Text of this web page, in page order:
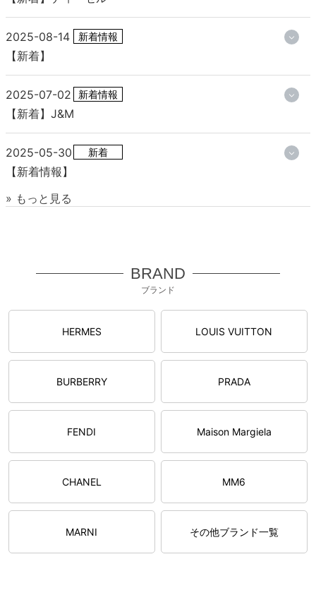
2025-08-14 新着情報
【新着】
2025-07-02 新着情報
【新着】J&M
2025-05-30 新着
【新着情報】
» もっと見る
BRAND
ブランド
HERMES LOUIS VUITTON
BURBERRY PRADA
FENDI Maison Margiela
CHANEL MM6
MARNI その他ブランド一覧